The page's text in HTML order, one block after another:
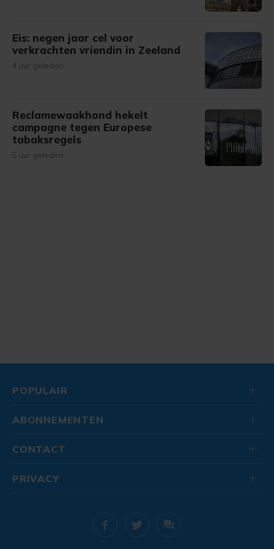
Eis: negen jaar cel voor
verkrachten vriendin in Zeeland
4 uur geleden
Reclamewaakhond hekelt
campagne tegen Europese
tabaksregels
5 uur geleden
POPULAIR
ABONNEMENTEN
CONTACT
PRIVACY